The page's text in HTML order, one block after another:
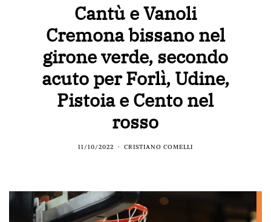
Cantù e Vanoli
Cremona bissano nel
girone verde, secondo
acuto per Forlì, Udine,
Pistoia e Cento nel
rosso
11/10/2022 CRISTIANO COMELLI